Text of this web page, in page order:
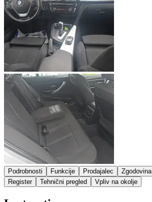
Podrobnosti Funkcije Prodajalec Zgodovina
Register
Tehnični pregled Vpliv na okolje